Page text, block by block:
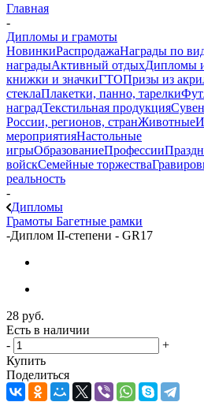
Главная
-
Дипломы и грамоты
НовинкиРаспродажаНаграды по
наградыАктивный отдыхДипломы
книжки и значкиГТОПризы из
стеклаПлакетки, панно, тарелки
наградТекстильная продукция
России, регионов, странЖивотные
мероприятияНастольные
игрыОбразованиеПрофессии
войскСемейные торжества
реальность
-
Дипломы
Грамоты Багетные рамки
-Диплом II-степени - GR17
28 руб.
Есть в наличии
-
+
Купить
Поделиться